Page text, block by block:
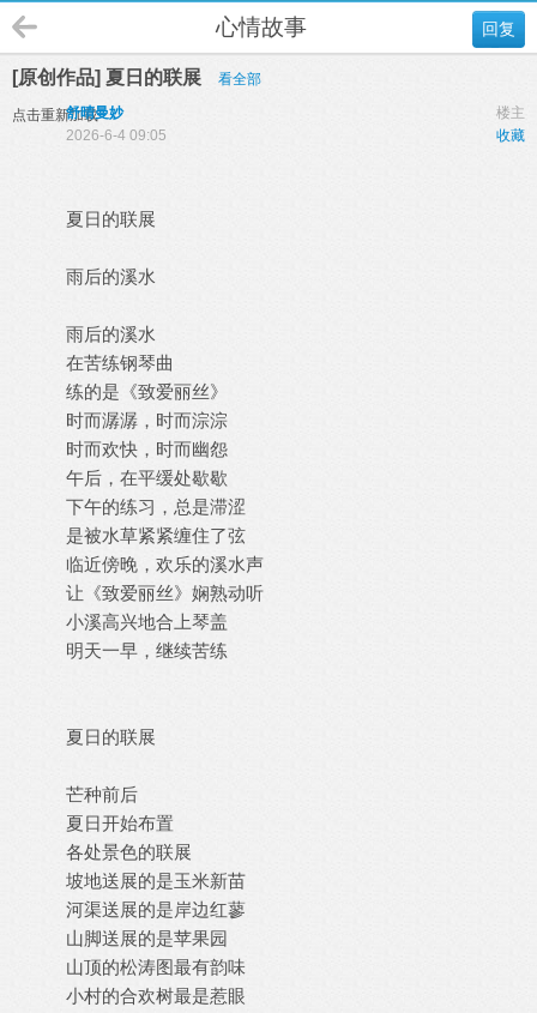
回复
心情故事
[原创作品] 夏日的联展 看全部
点击重新加载 楼主
舒晴曼妙
收藏
2026-6-4 09:05
夏日的联展
雨后的溪水
雨后的溪水
在苦练钢琴曲
练的是《致爱丽丝》
时而潺潺，时而淙淙
时而欢快，时而幽怨
午后，在平缓处歇歇
下午的练习，总是滞涩
是被水草紧紧缠住了弦
临近傍晚，欢乐的溪水声
让《致爱丽丝》娴熟动听
小溪高兴地合上琴盖
明天一早，继续苦练
夏日的联展
芒种前后
夏日开始布置
各处景色的联展
坡地送展的是玉米新苗
河渠送展的是岸边红蓼
山脚送展的是苹果园
山顶的松涛图最有韵味
小村的合欢树最是惹眼